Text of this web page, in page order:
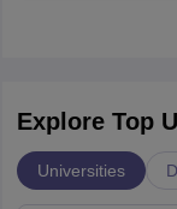
Explore Top
Universities